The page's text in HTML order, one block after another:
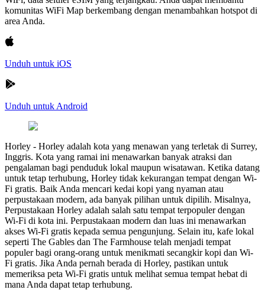
komunitas WiFi Map berkembang dengan menambahkan hotspot di
area Anda.
Unduh untuk iOS
Unduh untuk Android
Horley - Horley adalah kota yang menawan yang terletak di Surrey,
Inggris. Kota yang ramai ini menawarkan banyak atraksi dan
pengalaman bagi penduduk lokal maupun wisatawan. Ketika datang
untuk tetap terhubung, Horley tidak kekurangan tempat dengan Wi-
Fi gratis. Baik Anda mencari kedai kopi yang nyaman atau
perpustakaan modern, ada banyak pilihan untuk dipilih. Misalnya,
Perpustakaan Horley adalah salah satu tempat terpopuler dengan
Wi-Fi di kota ini. Perpustakaan modern dan luas ini menawarkan
akses Wi-Fi gratis kepada semua pengunjung. Selain itu, kafe lokal
seperti The Gables dan The Farmhouse telah menjadi tempat
populer bagi orang-orang untuk menikmati secangkir kopi dan Wi-
Fi gratis. Jika Anda pernah berada di Horley, pastikan untuk
memeriksa peta Wi-Fi gratis untuk melihat semua tempat hebat di
mana Anda dapat tetap terhubung.